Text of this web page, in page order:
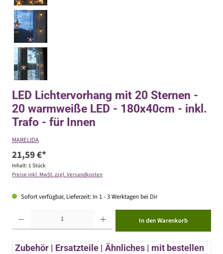
LED Lichtervorhang mit 20 Sternen -
20 warmweiße LED - 180x40cm - inkl.
Trafo - für Innen
MARELIDA
21,59 €*
Inhalt: 1 Stück
Preise inkl. MwSt. zzgl. Versandkosten
Sofort verfügbar, Lieferzeit: In 1 - 3 Werktagen bei Dir
In den Warenkorb
Zubehör | Ersatzteile | Ähnliches | mit bestellen